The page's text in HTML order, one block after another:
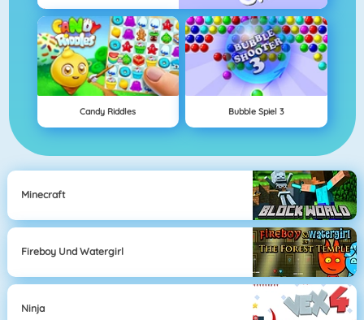
Candy Riddles Bubble Spiel 3
Minecraft
Fireboy Und Watergirl
Ninja